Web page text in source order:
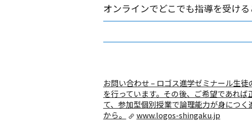
オンラインでどこでも指導を受ける
お問い合わせ – ロゴス進学ゼミナール生徒
を行っています。その後、ご希望であれ
て、参加型個別授業で論理能力が身につ
から。
www.logos-shingaku.jp